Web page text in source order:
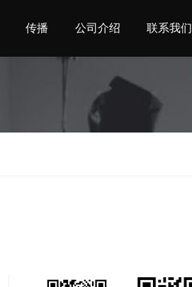
传播 公司介绍 联系我们